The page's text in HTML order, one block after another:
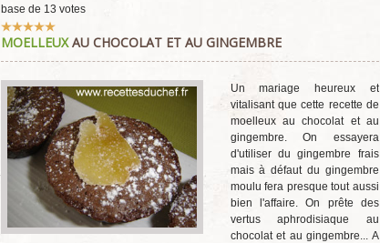
base de 13 votes
Vote
utilisateur: 5/ 5
MOELLEUXAU CHOCOLAT ET AU GINGEMBRE
Un mariage heureux et
vitalisant que cette recette de
moelleux au chocolat et au
gingembre. On essayera
d'utiliser du gingembre frais
mais à défaut du gingembre
moulu fera presque tout aussi
bien l'affaire. On prête des
vertus aphrodisiaque au
chocolat et au gingembre... A